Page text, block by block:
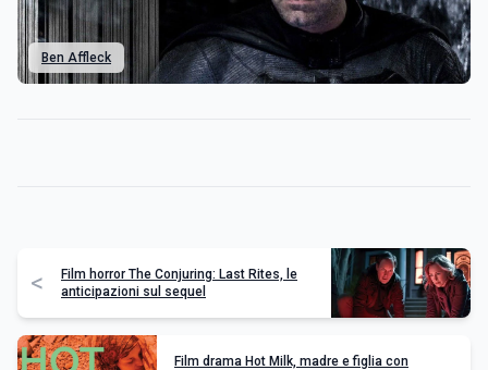
Ben Affleck
<
Film horror The Conjuring: Last Rites, le
anticipazioni sul sequel
Film drama Hot Milk, madre e figlia con